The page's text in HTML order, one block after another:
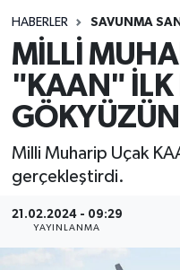
HABERLER SAVUNMA
MİLLİ
"KAAN" İLK
Milli Muharip Uçak
gerçekleştirdi.
21.02.2024 - 09:29
YAYINLANMA